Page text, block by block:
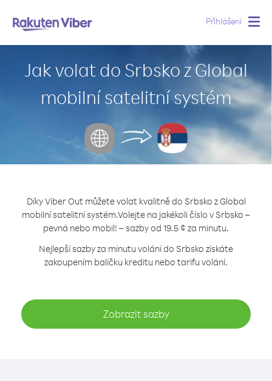
Přihlášení
Jak volat do Srbsko z Global
mobilní satelitní systém
Díky Viber Out můžete volat kvalitně do Srbsko z Global
mobilní satelitní systém.Volejte na jakékoli číslo v Srbsko –
pevná nebo mobil! – sazby od 19.5 ¢ za minutu.
Nejlepší sazby za minutu volání do Srbsko získáte
zakoupením balíčku kreditu nebo tarifu volání.
Zobrazit sazby